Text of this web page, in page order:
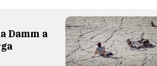
Damm a